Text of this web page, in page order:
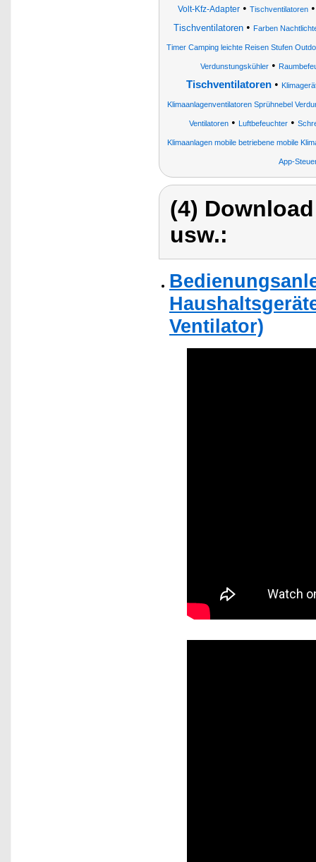
Volt-Kfz-Adapter • Tischventilatoren
Tischventilatoren• Farben
Timer Camping leichte Reisen Stufen
Verdunstungskühler•
Tischventilatoren•
Klimaanlagenventilatoren Sprühnebel
Ventilatoren • Luftbefeuchter •
Klimaanlagen mobile betriebene mobile
App-
(4)
usw.:
Ventilator)